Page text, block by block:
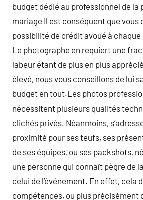
budget dédié au professionnel de la
mariage Il est conséquent que vous
possibilité de crédit avoué à
Le photographe en requiert une
labeur étant de plus en plus
élevé, nous vous conseillons de lui
budget en tout.Les photos
nécessitent plusieurs qualités
clichés privés. Néanmoins,
proximité pour ses teufs, ses
de ses équipes, ou ses packshots,
une personne qui connaît pègre de
celui de l’événement. En effet, cela
compétences, ou plus précisément